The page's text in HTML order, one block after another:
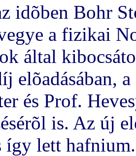
idõben Bohr
a fizikai
által
elõadásában,
és Prof.
is. Az új
így lett hafnium.